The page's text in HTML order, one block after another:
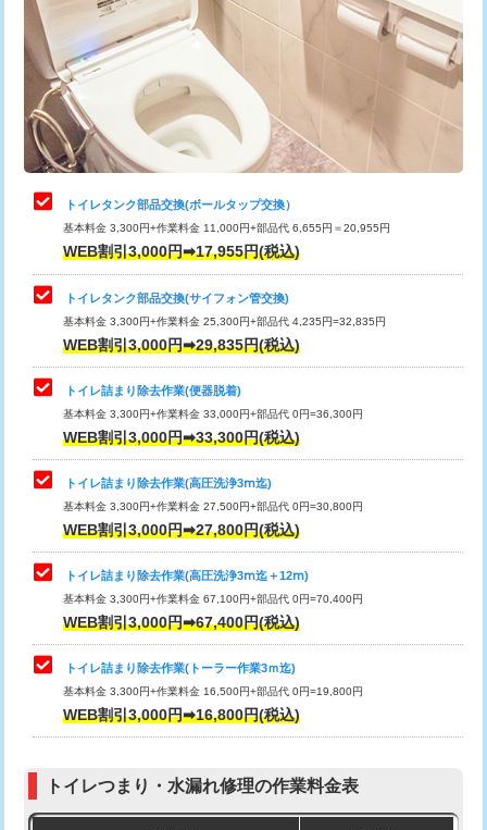
トイレタンク部品交換(ボールタップ交換）
基本料金 3,300円+作業料金 11,000円+部品代 6,655円＝20,955円
WEB割引3,000円➡17,955円(税込)
トイレタンク部品交換(サイフォン管交換)
基本料金 3,300円+作業料金 25,300円+部品代 4,235円=32,835円
WEB割引3,000円➡29,835円(税込)
トイレ詰まり除去作業(便器脱着)
基本料金 3,300円+作業料金 33,000円+部品代 0円=36,300円
WEB割引3,000円➡33,300円(税込)
トイレ詰まり除去作業(高圧洗浄3ⅿ迄)
基本料金 3,300円+作業料金 27,500円+部品代 0円=30,800円
WEB割引3,000円➡27,800円(税込)
トイレ詰まり除去作業(高圧洗浄3ⅿ迄＋12ⅿ)
基本料金 3,300円+作業料金 67,100円+部品代 0円=70,400円
WEB割引3,000円➡67,400円(税込)
トイレ詰まり除去作業(トーラー作業3ｍ迄)
基本料金 3,300円+作業料金 16,500円+部品代 0円=19,800円
WEB割引3,000円➡16,800円(税込)
トイレつまり・水漏れ修理の作業料金表